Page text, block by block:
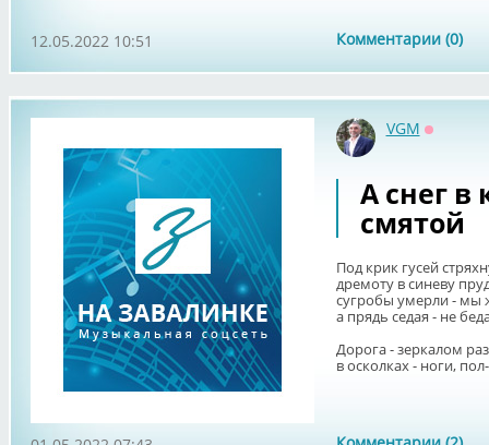
Комментарии (0)
12.05.2022 10:51
VGM
А снег в
смятой
Под крик гусей
дремоту в синеву
сугробы умерли - мы
а прядь седая - не
Дорога - зеркалом
в осколках - ноги,